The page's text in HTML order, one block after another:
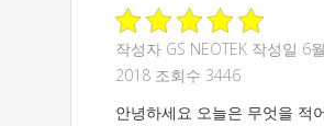
작성자 GS NEOTEK 작성일 6
2018 조회수 3446
안녕하세요 오늘은 무엇을 적